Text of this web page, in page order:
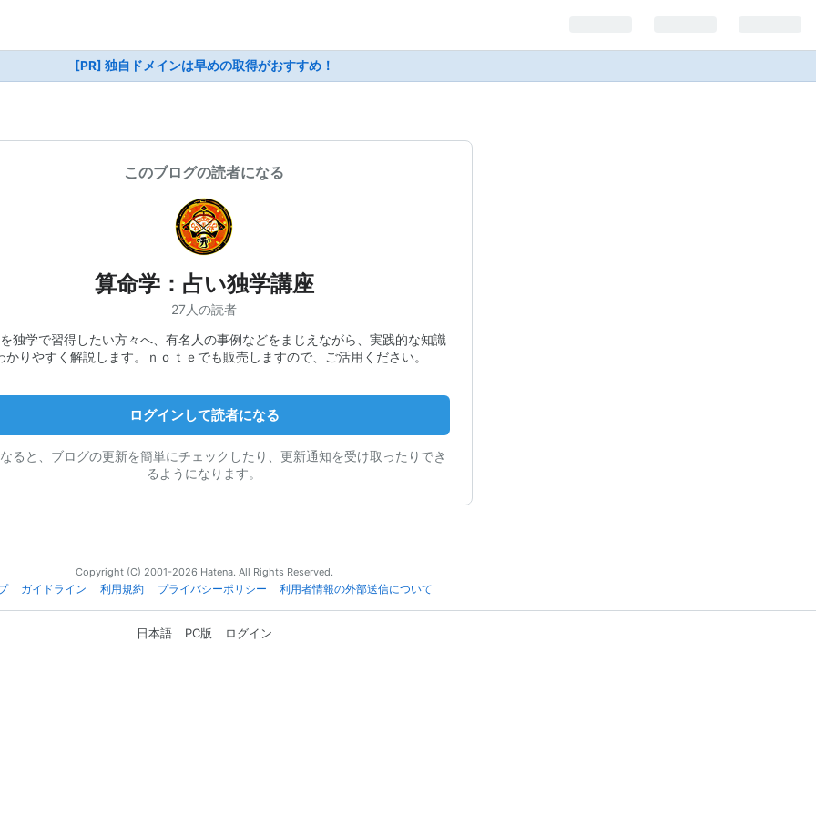
[PR] 独自ドメインは早めの取得がおすすめ！
このブログの読者になる
算命学：占い独学講座
27人の読者
独学で習得したい方々へ、有名人の事例などをまじえながら、実践的な知識
かりやすく解説します。ｎｏｔｅでも販売しますので、ご活用ください。
ログインして読者になる
ると、ブログの更新を簡単にチェックしたり、更新通知を受け取ったりでき
るようになります。
Copyright (C) 2001-2026 Hatena. All Rights Reserved.
ガイドライン 利用規約 プライバシーポリシー 利用者情報の外部送信について
日本語 PC版 ログイン